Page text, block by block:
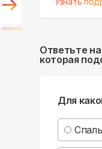
Ответьте
которая
Для